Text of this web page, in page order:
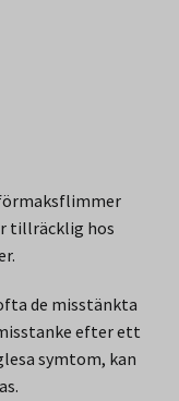
tillräcklig hos
de misstänkta
efter ett
symtom, kan